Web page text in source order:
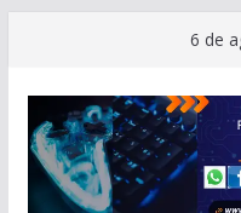
contenido
6 de